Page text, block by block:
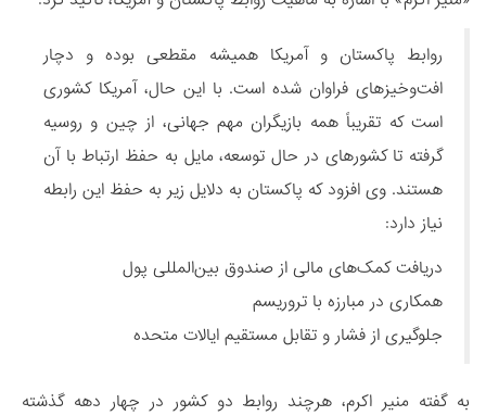
روابط پاکستان و آمریکا همیشه مقطعی بوده و دچار
افت‌وخیزهای فراوان شده است. با این حال، آمریکا کشوری
است که تقریباً همه بازیگران مهم جهانی، از چین و روسیه
گرفته تا کشورهای در حال توسعه، مایل به حفظ ارتباط با آن
هستند. وی افزود که پاکستان به دلایل زیر به حفظ این رابطه
نیاز دارد:
دریافت کمک‌های مالی از صندوق بین‌المللی پول
همکاری در مبارزه با تروریسم
جلوگیری از فشار و تقابل مستقیم ایالات متحده
به گفته منیر اکرم، هرچند روابط دو کشور در چهار دهه گذشته